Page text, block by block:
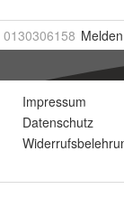
0130306158 Melden
Impressum
Datenschutz